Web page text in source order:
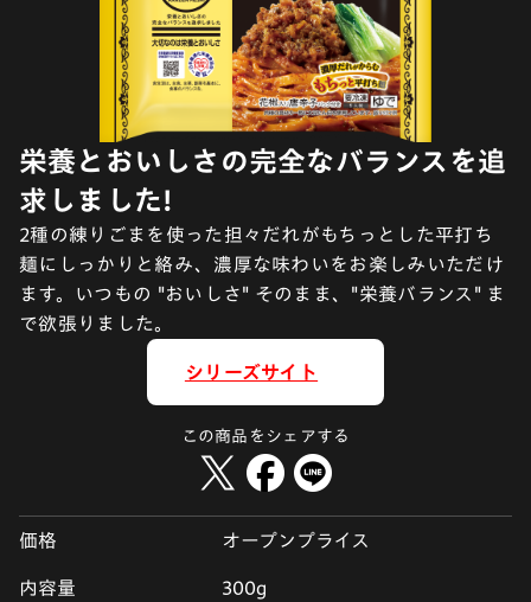
栄養とおいしさの完全なバランスを追
求しました!
2種の練りごまを使った担々だれがもちっとした平打ち
麺にしっかりと絡み、濃厚な味わいをお楽しみいただけ
ます。いつもの "おいしさ" そのまま、"栄養バランス" ま
で欲張りました。
シリーズサイト
この商品をシェアする
価格 オープンプライス
内容量 300g